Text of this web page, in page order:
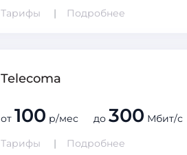
Тарифы
Подробнее
Telecoma
от 100 р/мес до 300 Мбит/с
Тарифы
Подробнее